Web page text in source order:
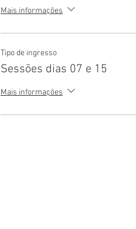
Mais informações
Tipo de ingresso
Sessões dias 07 e 15
Mais informações